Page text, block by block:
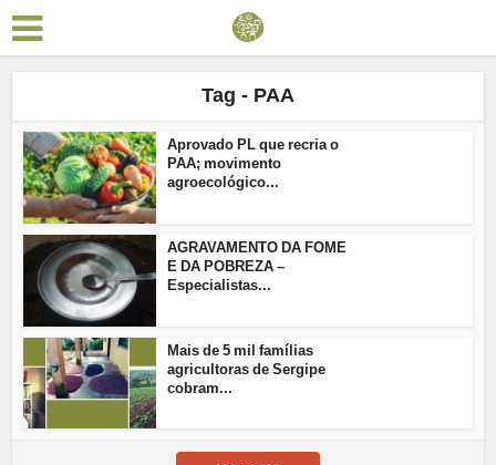
Tag - PAA
Aprovado PL que recria o
PAA; movimento
agroecológico...
AGRAVAMENTO DA FOME
E DA POBREZA –
Especialistas...
Mais de 5 mil famílias
agricultoras de Sergipe
cobram...